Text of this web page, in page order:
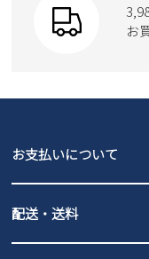
moz
Parade
GAP
new balance
瞬足
お
お支払いについて
PayPay（オンライン決
配送・送料